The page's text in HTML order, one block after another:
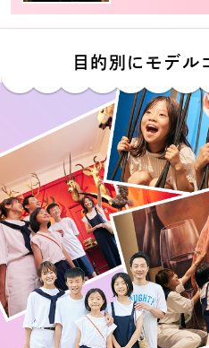
目的別にモデル